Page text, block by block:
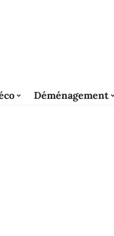
Déménagement